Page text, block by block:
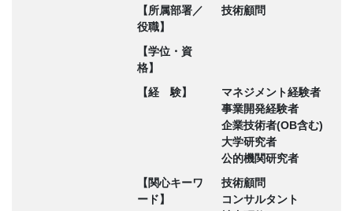
【所属部署／
役職】
技術顧問
【学位・資
格】
【経 験】
マネジメント経験者
事業開発経験者
企業技術者(OB含む)
大学研究者
公的機関研究者
【関心キーワ
ード】
技術顧問
コンサルタント